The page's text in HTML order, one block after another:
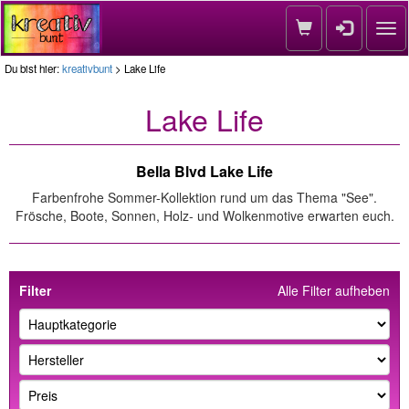
Du bist hier:kreativbunt > Lake Life
Lake Life
Bella Blvd Lake Life
Farbenfrohe Sommer-Kollektion rund um das Thema "See".
Frösche, Boote, Sonnen, Holz- und Wolkenmotive erwarten euch.
Alle Filter aufheben
Filter